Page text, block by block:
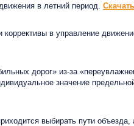
в летний период. Скачать
в управление
дорог» из-за
значение
выбирать пути объезда,